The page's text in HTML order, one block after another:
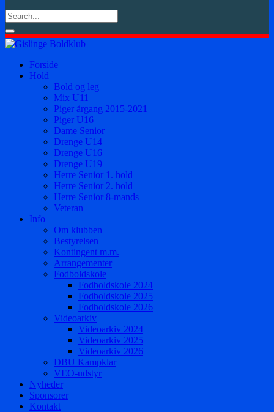
Forside
Hold
Bold og leg
Mix U11
Piger årgang 2015-2021
Piger U16
Dame Senior
Drenge U14
Drenge U16
Drenge U19
Herre Senior 1. hold
Herre Senior 2. hold
Herre Senior 8-mands
Veteran
Info
Om klubben
Bestyrelsen
Kontingent m.m.
Arrangementer
Fodboldskole
Fodboldskole 2024
Fodboldskole 2025
Fodboldskole 2026
Videoarkiv
Videoarkiv 2024
Videoarkiv 2025
Videoarkiv 2026
DBU Kampklar
VEO-udstyr
Nyheder
Sponsorer
Kontakt